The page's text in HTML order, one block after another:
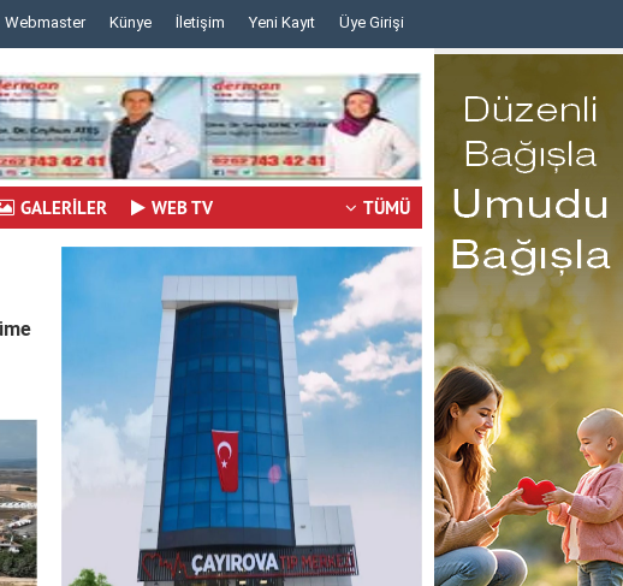
Webmaster Künye İletişim Yeni Kayıt Üye Girişi
GALERİLER WEB TV TÜMÜ